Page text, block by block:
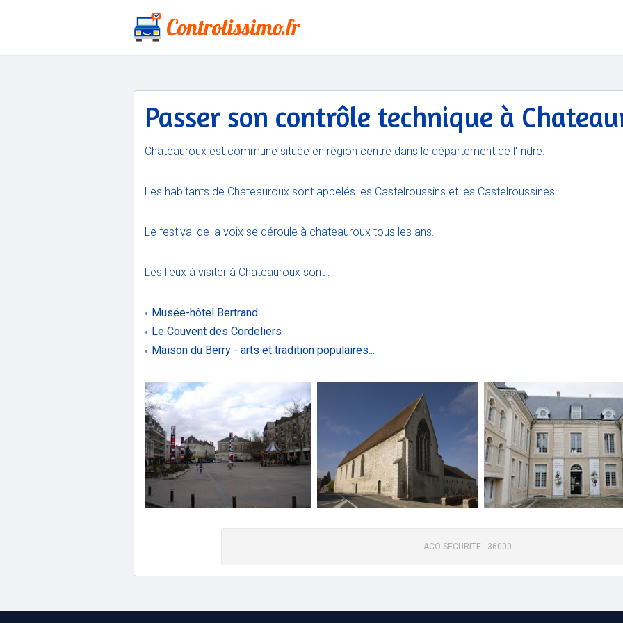
Passer son contrôle technique à
Chateauroux est commune située en région centre dans le département de l'Indre.
Les habitants de Chateauroux sont appelés les Castelroussins et les Castelroussines.
Le festival de la voix se déroule à chateauroux tous les ans.
Les lieux à visiter à Chateauroux sont :
Musée-hôtel Bertrand
Le Couvent des Cordeliers
Maison du Berry - arts et tradition populaires...
ACO SECURITE - 36000